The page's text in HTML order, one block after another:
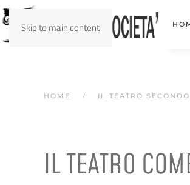
Skip to main content
HOME IL TEATRO
IL TEATRO